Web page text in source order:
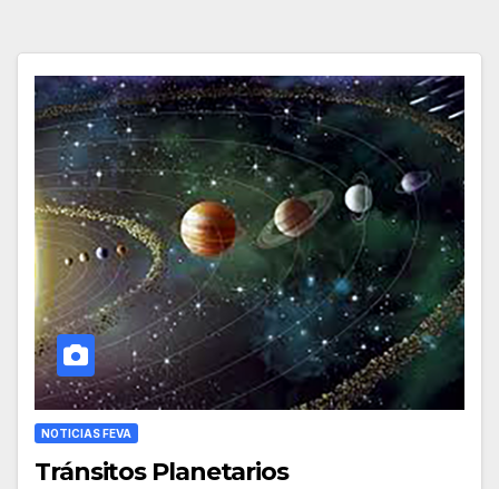
NOTICIAS FEVA
Tránsitos Planetarios